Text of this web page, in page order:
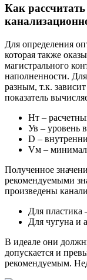
Как
Для определения
которая также
магистрального
наполненности.
разным, т.к.
показатель
Нт –
Ув – уровень
D –
Vм –
Полученное
рекомендуемыми
произведены
Для пластика
Для чугуна и
В идеале они
допускается и
рекомендуемым.